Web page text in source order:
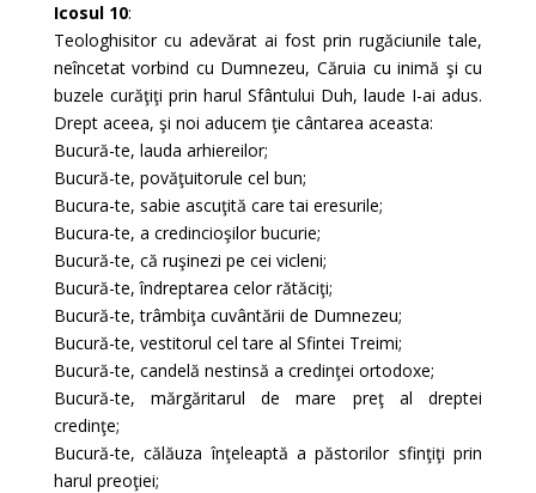
Icosul 10:
Teologhisitor cu adevărat ai fost prin rugăciunile tale,
neîncetat vorbind cu Dumnezeu, Căruia cu inimă şi cu
buzele curăţiţi prin harul Sfântului Duh, laude I-ai adus.
Drept aceea, şi noi aducem ţie cântarea aceasta:
Bucură-te, lauda arhiereilor;
Bucură-te, povăţuitorule cel bun;
Bucura-te, sabie ascuţită care tai eresurile;
Bucura-te, a credincioşilor bucurie;
Bucură-te, că ruşinezi pe cei vicleni;
Bucură-te, îndreptarea celor rătăciţi;
Bucură-te, trâmbiţa cuvântării de Dumnezeu;
Bucură-te, vestitorul cel tare al Sfintei Treimi;
Bucură-te, candelă nestinsă a credinţei ortodoxe;
Bucură-te, mărgăritarul de mare preţ al dreptei
credinţe;
Bucură-te, călăuza înţeleaptă a păstorilor sfinţiţi prin
harul preoţiei;